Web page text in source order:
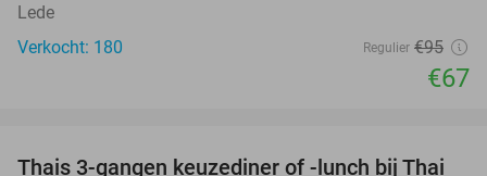
Lede
Verkocht: 180
Regulier €95
€67
Thais 3-gangen keuzediner of -lunch bij Thai